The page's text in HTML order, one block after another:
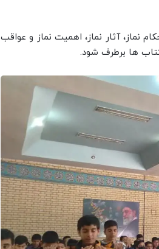
نماز، آثار نماز، اهمیت نماز و عواقب
ها برطرف شود.